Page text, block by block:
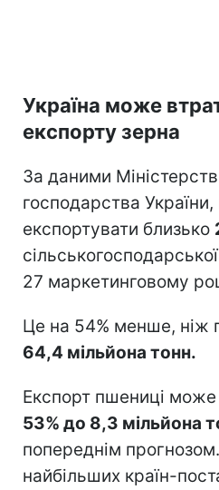
Україна може
експорту зерна
За даними
господарства
експортувати близько
27 маркетинговому
Це на 54% менше, ніж
64,4 мільйона тонн.
Експорт пшениці може
53% до 8,3 мільйона
попереднім
найбільших країн-